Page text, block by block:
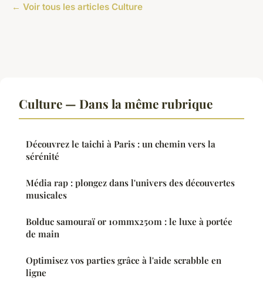
← Voir tous les articles Culture
Culture — Dans la même rubrique
Découvrez le taichi à Paris : un chemin vers la
sérénité
Média rap : plongez dans l'univers des découvertes
musicales
Bolduc samouraï or 10mmx250m : le luxe à portée
de main
Optimisez vos parties grâce à l'aide scrabble en
ligne